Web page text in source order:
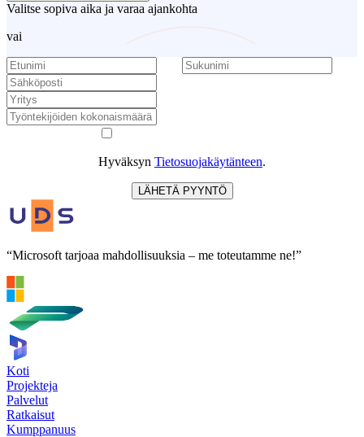
Valitse sopiva aika ja varaa ajankohta
vai
Hyväksyn Tietosuojakäytänteen.
LÄHETÄ PYYNTÖ
“Microsoft tarjoaa mahdollisuuksia – me toteutamme ne!”
Koti
Projekteja
Palvelut
Ratkaisut
Kumppanuus